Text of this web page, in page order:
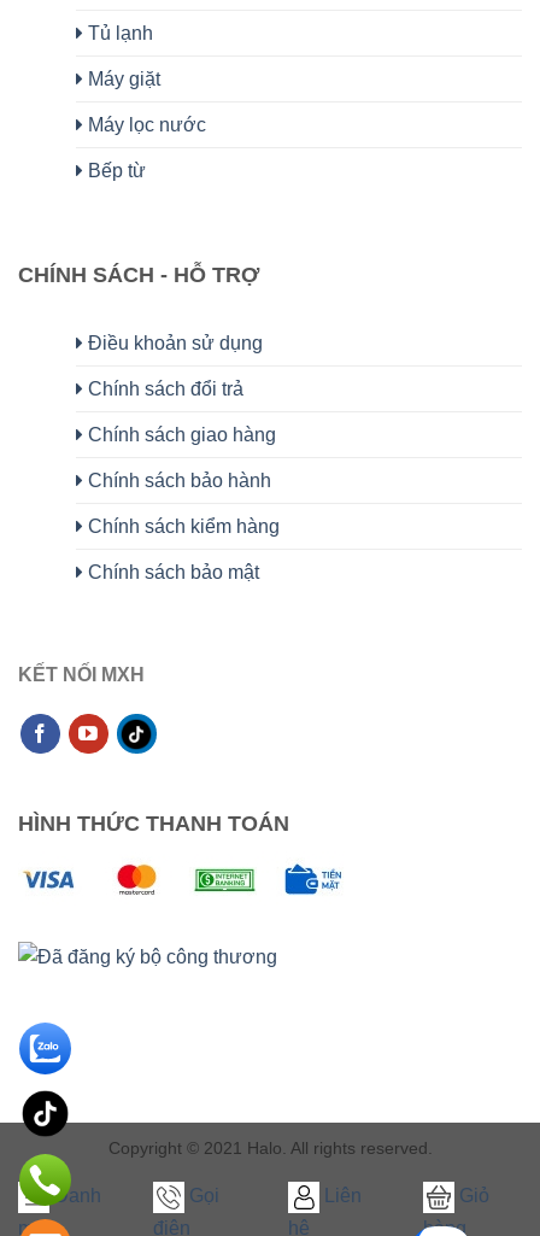
Tủ lạnh
Máy giặt
Máy lọc nước
Bếp từ
CHÍNH SÁCH - HỖ TRỢ
Điều khoản sử dụng
Chính sách đổi trả
Chính sách giao hàng
Chính sách bảo hành
Chính sách kiểm hàng
Chính sách bảo mật
KẾT NỐI MXH
HÌNH THỨC THANH TOÁN
Copyright © 2021 Halo. All rights reserved.
Danh
mục
Gọi
điện
Liên
hệ
Giỏ
hàng